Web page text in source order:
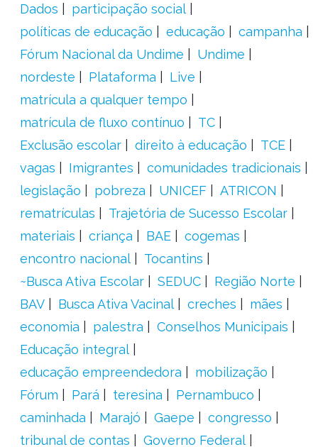
Dados
participação social
políticas de educação
educação
campanha
Fórum Nacional da Undime
Undime
nordeste
Plataforma
Live
matrícula a qualquer tempo
matrícula de fluxo contínuo
TC
Exclusão escolar
direito à educação
TCE
vagas
Imigrantes
comunidades tradicionais
legislação
pobreza UNICEF
ATRICON
rematrículas
Trajetória de Sucesso Escolar
materiais
criança BAE
cogemas
encontro nacional
Tocantins
~Busca Ativa Escolar
SEDUC
Região Norte
BAV
Busca Ativa Vacinal creches
mães
economia
palestra
Conselhos Municipais
Educação integral
educação empreendedora
mobilização
Fórum
Pará teresina
Pernambuco
caminhada
Marajó Gaepe
congresso
tribunal de contas
Governo Federal